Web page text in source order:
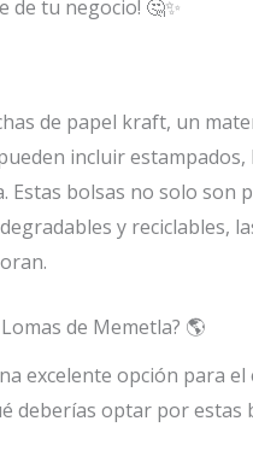
tu negocio! 🤔✨
de papel kraft, un
incluir
bolsas no solo
y reciclables,
de Memetla? 🌎
excelente opción para
deberías optar por estas